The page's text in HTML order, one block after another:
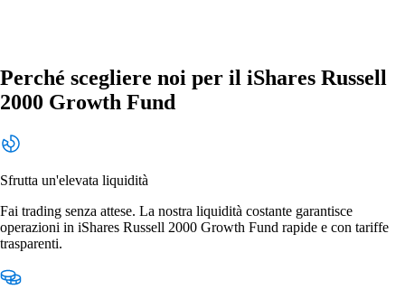
Perché scegliere noi per il iShares Russell
2000 Growth Fund
Sfrutta un'elevata liquidità
Fai trading senza attese. La nostra liquidità costante garantisce
operazioni in iShares Russell 2000 Growth Fund rapide e con tariffe
trasparenti.